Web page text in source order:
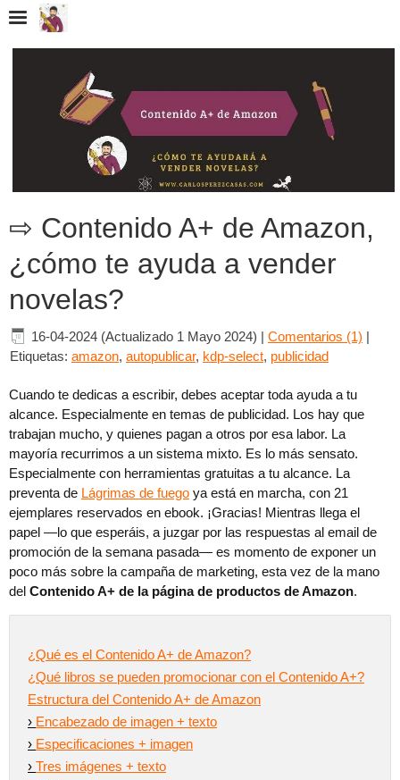
⇨ Contenido A+ de Amazon,
¿cómo te ayuda a vender
novelas?
16-04-2024 (Actualizado 1 Mayo 2024) | Comentarios (1) |
Etiquetas: amazon, autopublicar, kdp-select, publicidad
Cuando te dedicas a escribir, debes aceptar toda ayuda a tu
alcance. Especialmente en temas de publicidad. Los hay que
trabajan mucho, y quienes pagan a otros por esa labor. La
mayoría recurrimos a un sistema mixto. Es lo más sensato.
Especialmente con herramientas gratuitas a tu alcance. La
preventa de Lágrimas de fuego ya está en marcha, con 21
ejemplares reservados en ebook. ¡Gracias! Mientras llega el
papel —lo que esperáis, a juzgar por las respuestas al email de
promoción de la semana pasada— es momento de exponer un
poco más sobre la campaña de marketing, esta vez de la mano
del Contenido A+ de la página de productos de Amazon.
¿Qué es el Contenido A+ de Amazon?
¿Qué libros se pueden promocionar con el Contenido A+?
Estructura del Contenido A+ de Amazon
› Encabezado de imagen + texto
› Especificaciones + imagen
› Tres imágenes + texto